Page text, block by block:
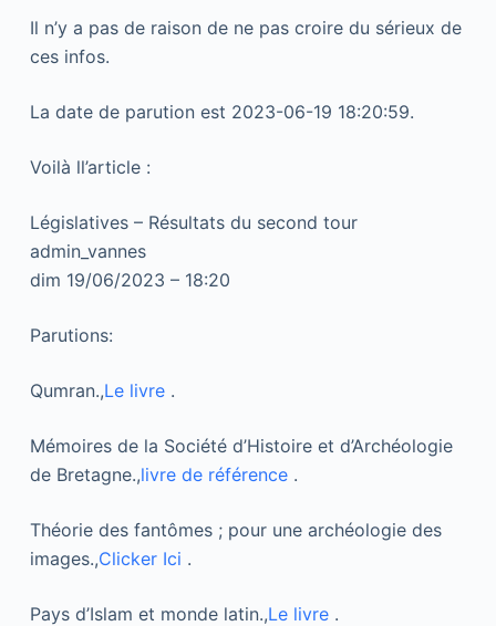
Il n’y a pas de raison de ne pas croire du sérieux de
ces infos.
La date de parution est 2023-06-19 18:20:59.
Voilà ll’article :
Législatives – Résultats du second tour
admin_vannes
dim 19/06/2023 – 18:20
Parutions:
Qumran.,Le livre .
Mémoires de la Société d’Histoire et d’Archéologie
de Bretagne.,livre de référence .
Théorie des fantômes ; pour une archéologie des
images.,Clicker Ici .
Pays d’Islam et monde latin.,Le livre .